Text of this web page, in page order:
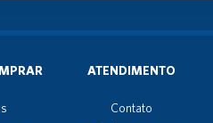
ATENDIMENTO
Contato